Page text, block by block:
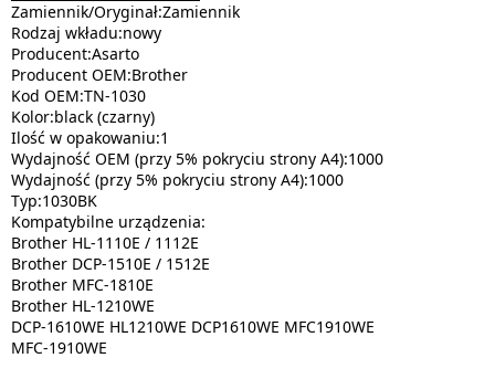
Zamiennik/Oryginał:Zamiennik
Rodzaj wkładu:nowy
Producent:Asarto
Producent OEM:Brother
Kod OEM:TN-1030
Kolor:black (czarny)
Ilość w opakowaniu:1
Wydajność OEM (przy 5% pokryciu strony A4):1000
Wydajność (przy 5% pokryciu strony A4):1000
Typ:1030BK
Kompatybilne urządzenia:
Brother HL-1110E / 1112E
Brother DCP-1510E / 1512E
Brother MFC-1810E
Brother HL-1210WE
DCP-1610WE HL1210WE DCP1610WE MFC1910WE
MFC-1910WE